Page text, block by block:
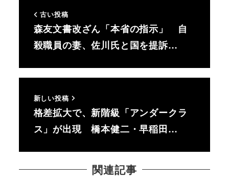
古い投稿
森友文書改ざん「本省の指示」 自
殺職員の妻、佐川氏と国を提訴…
新しい投稿
格差拡大で、新階級「アンダークラ
ス」が出現 橋本健二・早稲田…
関連記事